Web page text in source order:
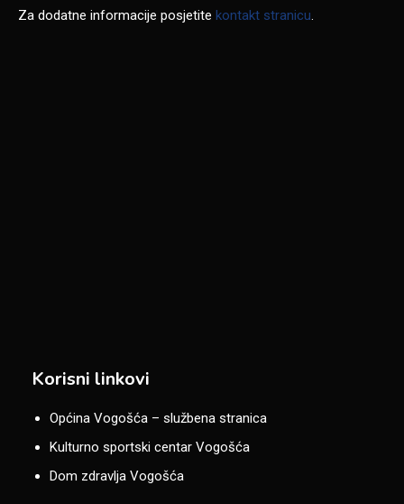
Za dodatne informacije posjetite kontakt stranicu.
Korisni linkovi
Općina Vogošća – službena stranica
Kulturno sportski centar Vogošća
Dom zdravlja Vogošća